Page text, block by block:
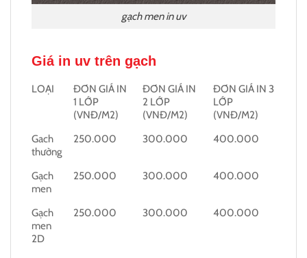
gạch men in uv
Giá in uv trên gạch
LOẠI
ĐƠN GIÁ IN
1 LỚP
(VNĐ/M2)
ĐƠN GIÁ IN
2 LỚP
(VNĐ/M2)
ĐƠN GIÁ IN 3
LỚP
(VNĐ/M2)
Gach
thường
250.000 300.000 400.000
Gạch
men
250.000 300.000 400.000
Gạch
men
2D
250.000 300.000 400.000